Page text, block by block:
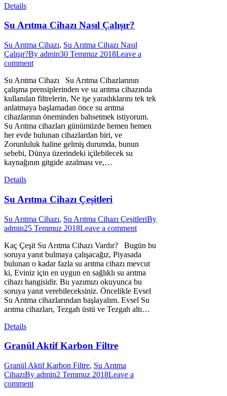
Details
Su Arıtma Cihazı Nasıl Çalışır?
Su Arıtma Cihazı, Su Arıtma Cihazı Nasıl
Çalışır?By admin30 Temmuz 2018Leave a
comment
Su Arıtma Cihazı Su Arıtma Cihazlarının
çalışma prensiplerinden ve su arıtma cihazında
kullanılan filtrelerin, Ne işe yaradıklarını tek tek
anlatmaya başlamadan önce su arıtma
cihazlarının öneminden bahsetmek istiyorum.
Su Arıtma cihazları günümüzde hemen hemen
her evde bulunan cihazlardan biri, ve
Zorunluluk haline gelmiş durumda, bunun
sebebi, Dünya üzerindeki içilebilecek su
kaynağının gitgide azalması ve,…
Details
Su Arıtma Cihazı Çeşitleri
Su Arıtma Cihazı, Su Arıtma Cihazı ÇeşitleriBy
admin25 Temmuz 2018Leave a comment
Kaç Çeşit Su Arıtma Cihazı Vardır? Bugün bu
soruya yanıt bulmaya çalışacağız, Piyasada
bulunan o kadar fazla su arıtma cihazı mevcut
ki, Eviniz için en uygun en sağlıklı su arıtma
cihazı hangisidir. Bu yazımızı okuyunca bu
soruya yanıt verebileceksiniz. Öncelikle Evsel
Su Arıtma cihazlarından başlayalım. Evsel Su
arıtma cihazları, Tezgah üstü ve Tezgah altı…
Details
Granül Aktif Karbon Filtre
Granül Aktif Karbon Filtre, Su Arıtma
CihazıBy admin2 Temmuz 2018Leave a
comment